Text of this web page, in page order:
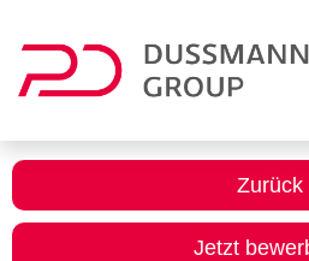
Jobs
Initiativbewerbung
Zurück
Jetzt